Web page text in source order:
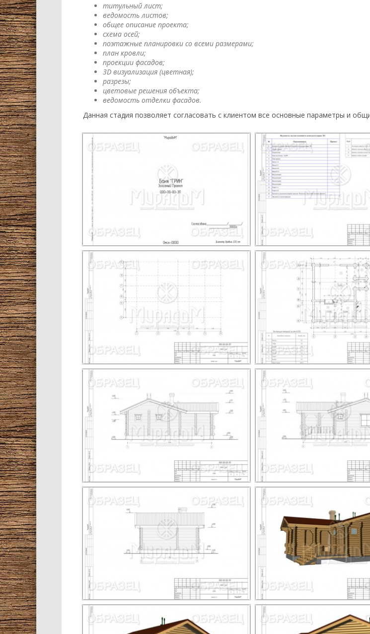
титульный лист;
ведомость листов;
общее описание проекта;
схема осей;
поэтажные планировки со всеми размерами;
план кровли;
проекции фасадов;
3D визуализация (цветная);
разрезы;
цветовые решения объекта;
ведомость отделки фасадов.
Данная стадия позволяет согласовать с клиентом все основные параметры и